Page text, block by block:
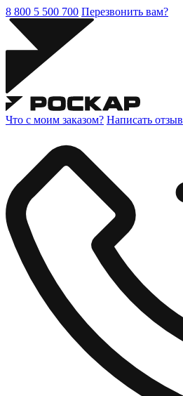
8 800 5 500 700 Перезвонить вам?
Что с моим заказом? Написать отзыв